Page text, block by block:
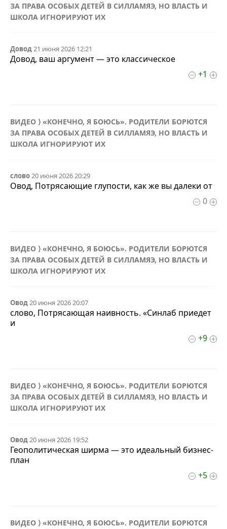
ЗА ПРАВА ОСОБЫХ ДЕТЕЙ В СИЛЛАМЯЭ, НО ВЛАСТЬ И
ШКОЛА ИГНОРИРУЮТ ИХ
Довод21 июня 2026 12:21
Довод, ваш аргумент — это классическое
+1
ВИДЕО ⟩ «КОНЕЧНО, Я БОЮСЬ». РОДИТЕЛИ БОРЮТСЯ
ЗА ПРАВА ОСОБЫХ ДЕТЕЙ В СИЛЛАМЯЭ, НО ВЛАСТЬ И
ШКОЛА ИГНОРИРУЮТ ИХ
слово20 июня 2026 20:29
Овод, Потрясающие глупости, как же вы далеки от
0
ВИДЕО ⟩ «КОНЕЧНО, Я БОЮСЬ». РОДИТЕЛИ БОРЮТСЯ
ЗА ПРАВА ОСОБЫХ ДЕТЕЙ В СИЛЛАМЯЭ, НО ВЛАСТЬ И
ШКОЛА ИГНОРИРУЮТ ИХ
Овод20 июня 2026 20:07
слово, Потрясающая наивность. «Синлаб приедет
и
+9
ВИДЕО ⟩ «КОНЕЧНО, Я БОЮСЬ». РОДИТЕЛИ БОРЮТСЯ
ЗА ПРАВА ОСОБЫХ ДЕТЕЙ В СИЛЛАМЯЭ, НО ВЛАСТЬ И
ШКОЛА ИГНОРИРУЮТ ИХ
Овод20 июня 2026 19:52
Геополитическая ширма — это идеальный бизнес-
план
+5
ВИДЕО ⟩ «КОНЕЧНО, Я БОЮСЬ». РОДИТЕЛИ БОРЮТСЯ